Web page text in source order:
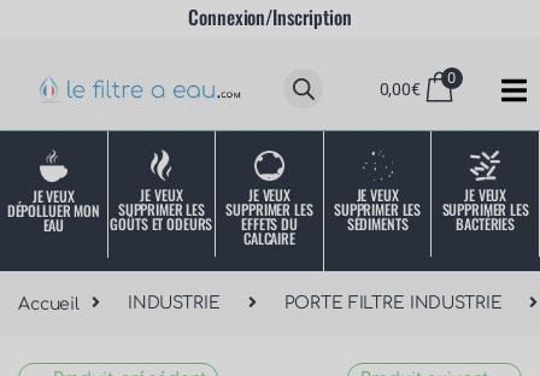
Connexion/Inscription
0,00€
0
JE VEUX
DÉPOLLUER MON
EAU
JE VEUX
SUPPRIMER LES
GOÛTS ET ODEURS
JE VEUX
SUPPRIMER LES
EFFETS DU
CALCAIRE
JE VEUX
SUPPRIMER LES
SÉDIMENTS
JE VEUX
SUPPRIMER LES
BACTÉRIES
Accueil INDUSTRIE PORTE FILTRE INDUSTRIE